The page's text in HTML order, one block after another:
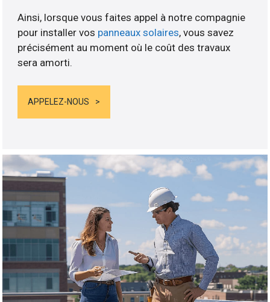
Ainsi, lorsque vous faites appel à notre compagnie
pour installer vos panneaux solaires, vous savez
précisément au moment où le coût des travaux
sera amorti.
APPELEZ-NOUS